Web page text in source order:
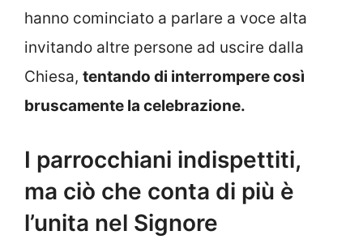
hanno cominciato a parlare a voce alta
invitando altre persone ad uscire dalla
Chiesa, tentando di interrompere così
bruscamente la celebrazione.
I parrocchiani indispettiti,
ma ciò che conta di più è
l’unita nel Signore